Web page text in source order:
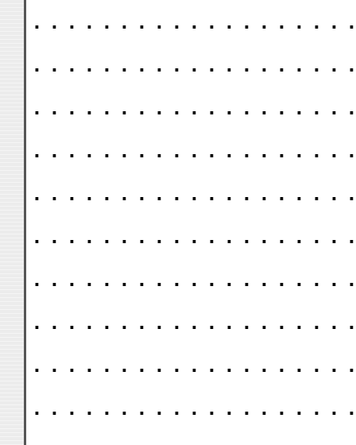
. . . . . . . . . . . . . . . . . .
. . . . . . . . . . . . . . . . . .
. . . . . . . . . . . . . . . . . .
. . . . . . . . . . . . . . . . . .
. . . . . . . . . . . . . . . . . .
. . . . . . . . . . . . . . . . . .
. . . . . . . . . . . . . . . . . .
. . . . . . . . . . . . . . . . . .
. . . . . . . . . . . . . . . . . .
. . . . . . . . . . . . . . . . . .